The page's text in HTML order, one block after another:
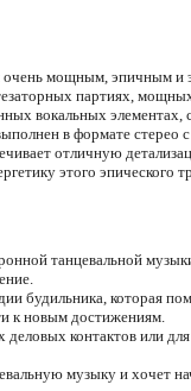
очень мощным, эпичным и
партиях,
вокальных
в формате стерео
отличную
этого эпического
танцевальной
будильника, которая
к новым достижениям.
контактов или для
музыку и хочет